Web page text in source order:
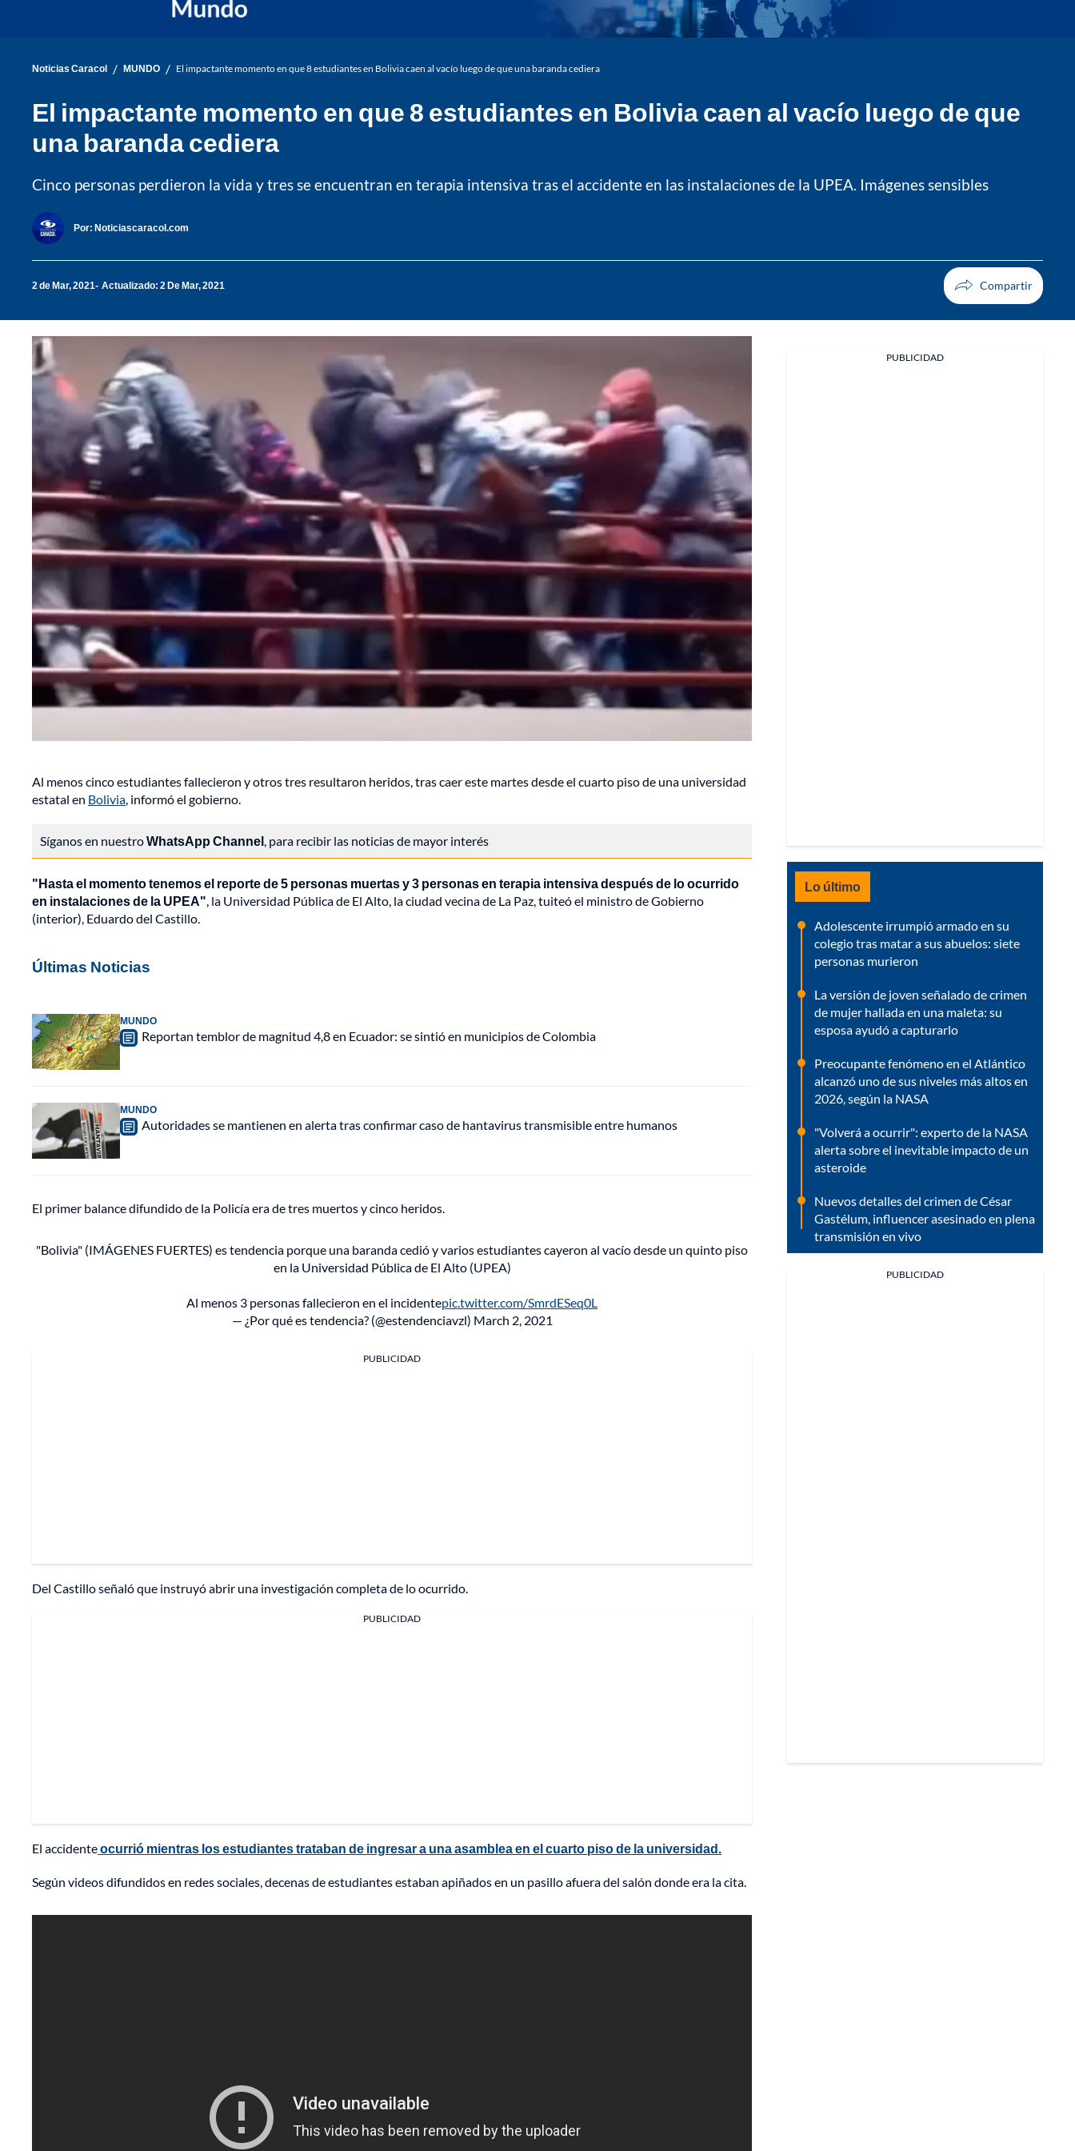
Noticias Caracol / MUNDO / El impactante momento en que 8 estudiantes en Bolivia caen al vacío luego de que una baranda cediera
El impactante momento en que 8 estudiantes en Bolivia caen al vacío luego de que
una baranda cediera
Cinco personas perdieron la vida y tres se encuentran en terapia intensiva tras el accidente en las instalaciones de la UPEA. Imágenes sensibles
Por: Noticiascaracol.com
2 de Mar, 2021 Actualizado: 2 De Mar, 2021
Al menos cinco estudiantes fallecieron y otros tres resultaron heridos, tras caer este martes desde el cuarto piso de una universidad
estatal en Bolivia, informó el gobierno.
Síganos en nuestroWhatsApp Channel, para recibir las noticias de mayor interés
"Hasta el momento tenemos el reporte de 5 personas muertas y 3 personas en terapia intensiva después de lo ocurrido
en instalaciones de la UPEA", la Universidad Pública de El Alto, la ciudad vecina de La Paz, tuiteó el ministro de Gobierno
(interior), Eduardo del Castillo.
Últimas Noticias
MUNDO
Reportan temblor de magnitud 4,8 en Ecuador: se sintió en municipios de Colombia
MUNDO
Autoridades se mantienen en alerta tras confirmar caso de hantavirus transmisible entre humanos
El primer balance difundido de la Policía era de tres muertos y cinco heridos.
"Bolivia" (IMÁGENES FUERTES) es tendencia porque una baranda cedió y varios estudiantes cayeron al vacío desde un quinto piso
en la Universidad Pública de El Alto (UPEA)
Al menos 3 personas fallecieron en el incidentepic.twitter.com/SmrdESeq0L
— ¿Por qué es tendencia? (@estendenciavzl) March 2, 2021
PUBLICIDAD
Del Castillo señaló que instruyó abrir una investigación completa de lo ocurrido.
PUBLICIDAD
El accidenteocurrió mientras los estudiantes trataban de ingresar a una asamblea en el cuarto piso de la universidad.
Según videos difundidos en redes sociales, decenas de estudiantes estaban apiñados en un pasillo afuera del salón donde era la cita.
PUBLICIDAD
Lo último
Adolescente irrumpió armado en su
colegio tras matar a sus abuelos: siete
personas murieron
La versión de joven señalado de crimen
de mujer hallada en una maleta: su
esposa ayudó a capturarlo
Preocupante fenómeno en el Atlántico
alcanzó uno de sus niveles más altos en
2026, según la NASA
"Volverá a ocurrir": experto de la NASA
alerta sobre el inevitable impacto de un
asteroide
Nuevos detalles del crimen de César
Gastélum, influencer asesinado en plena
transmisión en vivo
PUBLICIDAD